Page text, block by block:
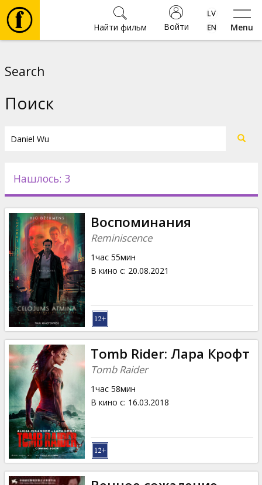
Menu
Войти
Найти фильм
Новости
Подарки
Кинозакуски
B2B
Клуб
Search
Поиск
Нашлось: 3
Воспоминания
Reminiscence
1час 55мин
В кино с: 20.08.2021
Tomb Rider: Лара Крофт
Tomb Raider
1час 58мин
В кино с: 16.03.2018